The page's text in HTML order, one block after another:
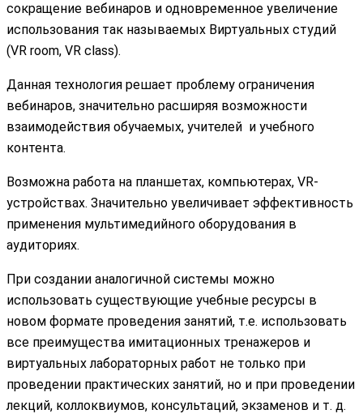
сокращение вебинаров и одновременное увеличение
использования так называемых Виртуальных студий
(VR room, VR class).
Данная технология решает проблему ограничения
вебинаров, значительно расширяя возможности
взаимодействия обучаемых, учителей и учебного
контента.
Возможна работа на планшетах, компьютерах, VR-
устройствах. Значительно увеличивает эффективность
применения мультимедийного оборудования в
аудиториях.
При создании аналогичной системы можно
использовать существующие учебные ресурсы в
новом формате проведения занятий, т.е. использовать
все преимущества имитационных тренажеров и
виртуальных лабораторных работ не только при
проведении практических занятий, но и при проведении
лекций, коллоквиумов, консультаций, экзаменов и т. д.